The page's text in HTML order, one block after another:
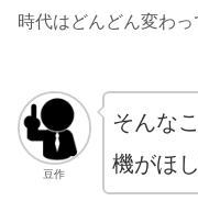
時代はどんどん変わっ
豆作
そんな
機がほ